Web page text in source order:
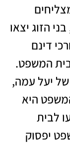
הזוג יצאו
דינם
המשפט.
של יעל עמה,
היא
לבית
יפסוק